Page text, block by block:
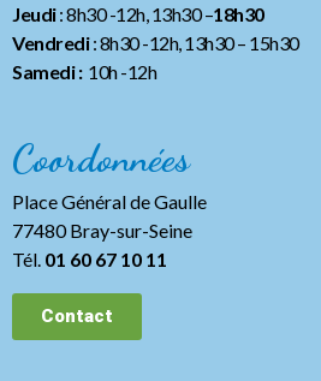
Jeudi: 8h30 -12h, 13h30 –18h30
Vendredi: 8h30 -12h, 13h30– 15h30
Samedi :10h -12h
Coordonnées
Place Général de Gaulle
77480 Bray-sur-Seine
Tél. 01 60 67 10 11
Contact